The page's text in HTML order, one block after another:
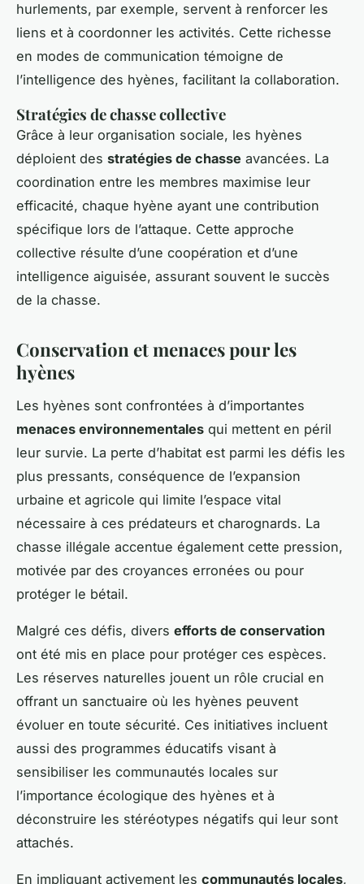
hurlements, par exemple, servent à renforcer les
liens et à coordonner les activités. Cette richesse
en modes de communication témoigne de
l’intelligence des hyènes, facilitant la collaboration.
Stratégies de chasse collective
Grâce à leur organisation sociale, les hyènes
déploient des stratégies de chasse avancées. La
coordination entre les membres maximise leur
efficacité, chaque hyène ayant une contribution
spécifique lors de l’attaque. Cette approche
collective résulte d’une coopération et d’une
intelligence aiguisée, assurant souvent le succès
de la chasse.
Conservation et menaces pour les
hyènes
Les hyènes sont confrontées à d’importantes
menaces environnementales qui mettent en péril
leur survie. La perte d’habitat est parmi les défis les
plus pressants, conséquence de l’expansion
urbaine et agricole qui limite l’espace vital
nécessaire à ces prédateurs et charognards. La
chasse illégale accentue également cette pression,
motivée par des croyances erronées ou pour
protéger le bétail.
Malgré ces défis, divers efforts de conservation
ont été mis en place pour protéger ces espèces.
Les réserves naturelles jouent un rôle crucial en
offrant un sanctuaire où les hyènes peuvent
évoluer en toute sécurité. Ces initiatives incluent
aussi des programmes éducatifs visant à
sensibiliser les communautés locales sur
l’importance écologique des hyènes et à
déconstruire les stéréotypes négatifs qui leur sont
attachés.
En impliquant activement les communautés locales,